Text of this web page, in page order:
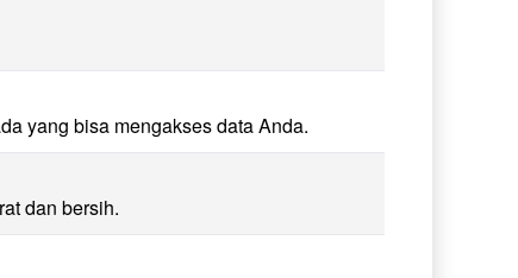
yang bisa mengakses data Anda.
dan bersih.